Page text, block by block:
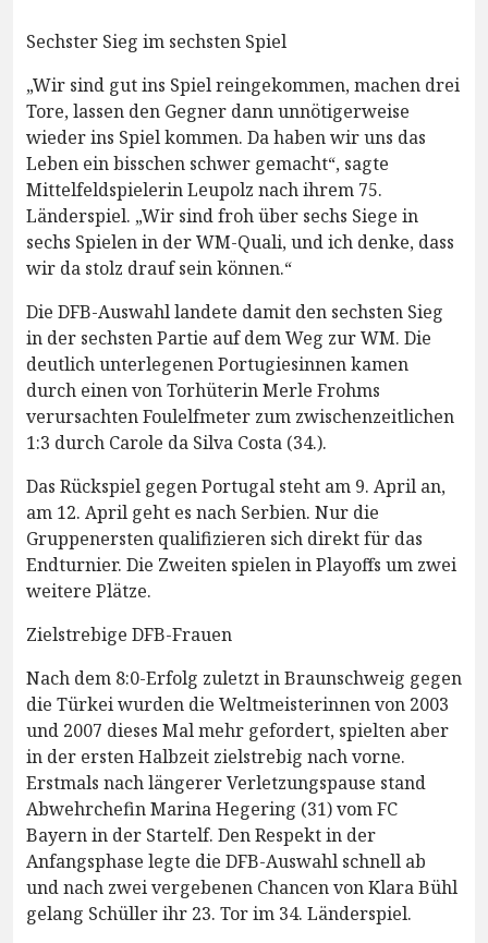
Sechster Sieg im sechsten Spiel
„Wir sind gut ins Spiel reingekommen, machen drei
Tore, lassen den Gegner dann unnötigerweise
wieder ins Spiel kommen. Da haben wir uns das
Leben ein bisschen schwer gemacht“, sagte
Mittelfeldspielerin Leupolz nach ihrem 75.
Länderspiel. „Wir sind froh über sechs Siege in
sechs Spielen in der WM-Quali, und ich denke, dass
wir da stolz drauf sein können.“
Die DFB-Auswahl landete damit den sechsten Sieg
in der sechsten Partie auf dem Weg zur WM. Die
deutlich unterlegenen Portugiesinnen kamen
durch einen von Torhüterin Merle Frohms
verursachten Foulelfmeter zum zwischenzeitlichen
1:3 durch Carole da Silva Costa (34.).
Das Rückspiel gegen Portugal steht am 9. April an,
am 12. April geht es nach Serbien. Nur die
Gruppenersten qualifizieren sich direkt für das
Endturnier. Die Zweiten spielen in Playoffs um zwei
weitere Plätze.
Zielstrebige DFB-Frauen
Nach dem 8:0-Erfolg zuletzt in Braunschweig gegen
die Türkei wurden die Weltmeisterinnen von 2003
und 2007 dieses Mal mehr gefordert, spielten aber
in der ersten Halbzeit zielstrebig nach vorne.
Erstmals nach längerer Verletzungspause stand
Abwehrchefin Marina Hegering (31) vom FC
Bayern in der Startelf. Den Respekt in der
Anfangsphase legte die DFB-Auswahl schnell ab
und nach zwei vergebenen Chancen von Klara Bühl
gelang Schüller ihr 23. Tor im 34. Länderspiel.